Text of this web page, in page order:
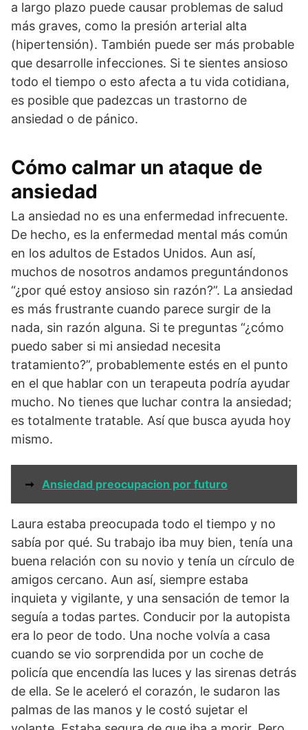
a largo plazo puede causar problemas de salud
más graves, como la presión arterial alta
(hipertensión). También puede ser más probable
que desarrolle infecciones. Si te sientes ansioso
todo el tiempo o esto afecta a tu vida cotidiana,
es posible que padezcas un trastorno de
ansiedad o de pánico.
Cómo calmar un ataque de
ansiedad
La ansiedad no es una enfermedad infrecuente.
De hecho, es la enfermedad mental más común
en los adultos de Estados Unidos. Aun así,
muchos de nosotros andamos preguntándonos
“¿por qué estoy ansioso sin razón?”. La ansiedad
es más frustrante cuando parece surgir de la
nada, sin razón alguna. Si te preguntas “¿cómo
puedo saber si mi ansiedad necesita
tratamiento?”, probablemente estés en el punto
en el que hablar con un terapeuta podría ayudar
mucho. No tienes que luchar contra la ansiedad;
es totalmente tratable. Así que busca ayuda hoy
mismo.
➞ Ansiedad preocupacion por futuro
Laura estaba preocupada todo el tiempo y no
sabía por qué. Su trabajo iba muy bien, tenía una
buena relación con su novio y tenía un círculo de
amigos cercano. Aun así, siempre estaba
inquieta y vigilante, y una sensación de temor la
seguía a todas partes. Conducir por la autopista
era lo peor de todo. Una noche volvía a casa
cuando se vio sorprendida por un coche de
policía que encendía las luces y las sirenas detrás
de ella. Se le aceleró el corazón, le sudaron las
palmas de las manos y le costó sujetar el